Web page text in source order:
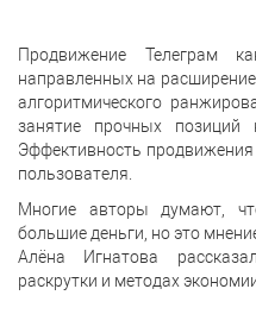
Продвижение Телеграм
направленных на
алгоритмического
занятие прочных позиций
Эффективность
пользователя.
Многие авторы думают,
большие деньги, но это
Алёна Игнатова
раскрутки и методах